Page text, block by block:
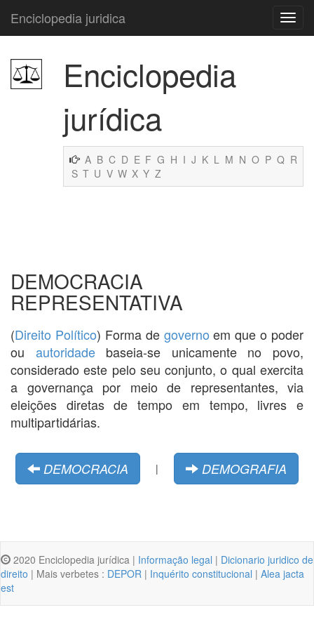
Enciclopedia juridica
Enciclopedia
jurídica
A B C D E F G H I J K L M N O P Q R
S T U V W X Y Z
DEMOCRACIA
REPRESENTATIVA
(Direito Político) Forma de governo em que o poder
ou autoridadebaseia-se unicamente no povo,
considerado este pelo seu conjunto, o qual exercita
a governança por meio de representantes, via
eleições diretas de tempo em tempo, livres e
multipartidárias.
DEMOCRACIA | DEMOGRAFIA
2020 Enciclopedia jurídica | Informação legal | Dicionario juridico de
direito | Mais verbetes : DEPOR | Inquérito constitucional | Alea jacta
est